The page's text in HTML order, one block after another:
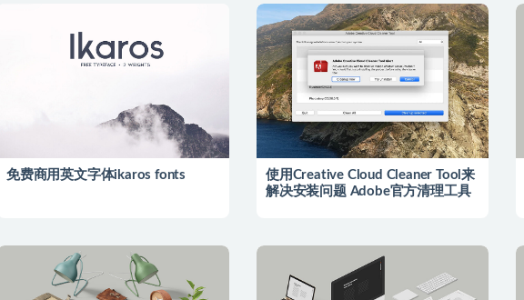
免费商用英文字体ikaros fonts
使用Creative Cloud Cleaner Tool来
解决安装问题 Adobe官方清理工具